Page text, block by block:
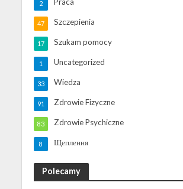
2
Szczepienia
47
Szukam pomocy
17
Uncategorized
1
Wiedza
33
Zdrowie Fizyczne
91
Zdrowie Psychiczne
83
Щеплення
8
Polecamy